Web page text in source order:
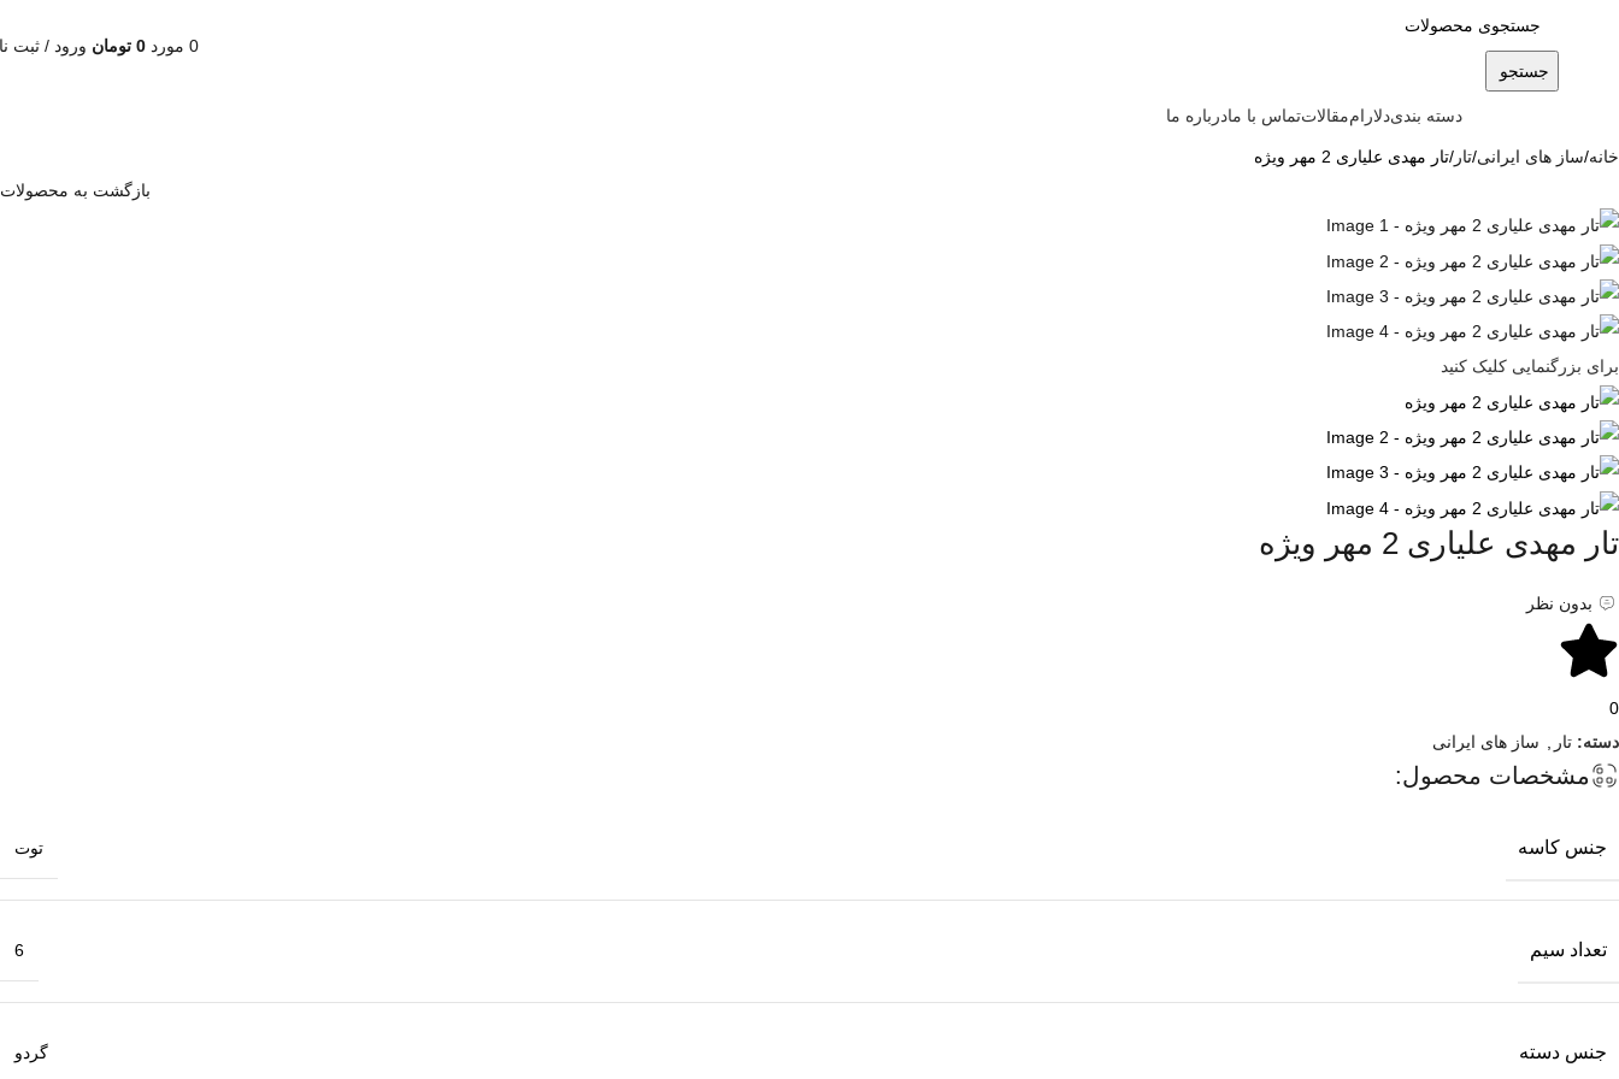
جستجو
0 مورد 0 تومان ورود / ثبت
دسته بندیدلاراممقالاتتماس با مادرباره ما
خانه ساز های ایرانی تار تار مهدی علیاری 2 مهر ویژه
بازگشت به محصولات
برای بزرگنمایی کلیک کنید
تار مهدی علیاری 2 مهر ویژه
بدون نظر
0
دسته: تار ساز های ایرانی
مشخصات محصول:
جنس کاسه توت
تعداد سیم 6
جنس دسته گردو